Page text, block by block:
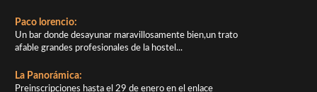
Paco lorencio:
Un bar donde desayunar maravillosamente bien,un trato
afable grandes profesionales de la hostel...
La Panorámica:
Preinscripciones hasta el 29 de enero en el enlace